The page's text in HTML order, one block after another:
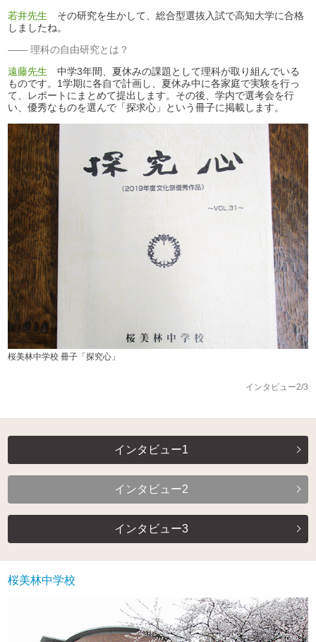
若井先生 その研究を生かして、総合型選抜入試で高知大学に合格
しましたね。
理科の自由研究とは？
遠藤先生 中学3年間、夏休みの課題として理科が取り組んでいる
ものです。1学期に各自で計画し、夏休み中に各家庭で実験を行っ
て、レポートにまとめて提出します。その後、学内で選考会を行
い、優秀なものを選んで「探求心」という冊子に掲載します。
桜美林中学校 冊子「探究心」
インタビュー2/3
インタビュー1
インタビュー2
インタビュー3
桜美林中学校